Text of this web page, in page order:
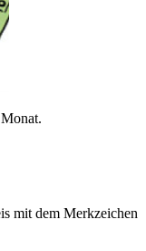
mit dem Merkzeichen